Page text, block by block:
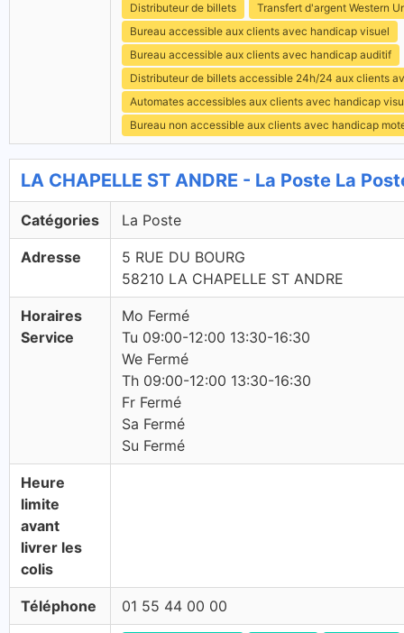
Distributeur de billets
Transfert d'argent Western
Bureau accessible aux clients avec handicap visuel
Bureau accessible aux clients avec handicap auditif
Distributeur de billets accessible 24h/24 aux clients
Automates accessibles aux clients avec handicap
Bureau non accessible aux clients avec handicap
LA CHAPELLE ST ANDRE - La Poste La
Catégories La Poste
Adresse
5 RUE DU BOURG
58210 LA CHAPELLE ST ANDRE
Horaires
Service
Mo Fermé
Tu 09:00-12:00 13:30-16:30
We Fermé
Th 09:00-12:00 13:30-16:30
Fr Fermé
Sa Fermé
Su Fermé
Heure
limite
avant
livrer les
colis
Téléphone 01 55 44 00 00